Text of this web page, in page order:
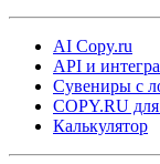
AI Copy.ru
API и
Сувениры с
COPY.RU для
Калькулятор